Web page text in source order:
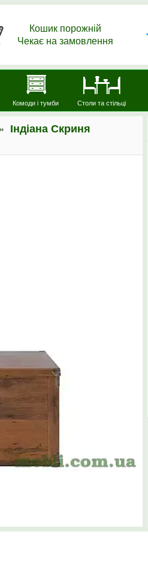
Кошик порожній
Чекає на замовлення
Комоди і тумби Столи та стільці
» Індіана Скриня